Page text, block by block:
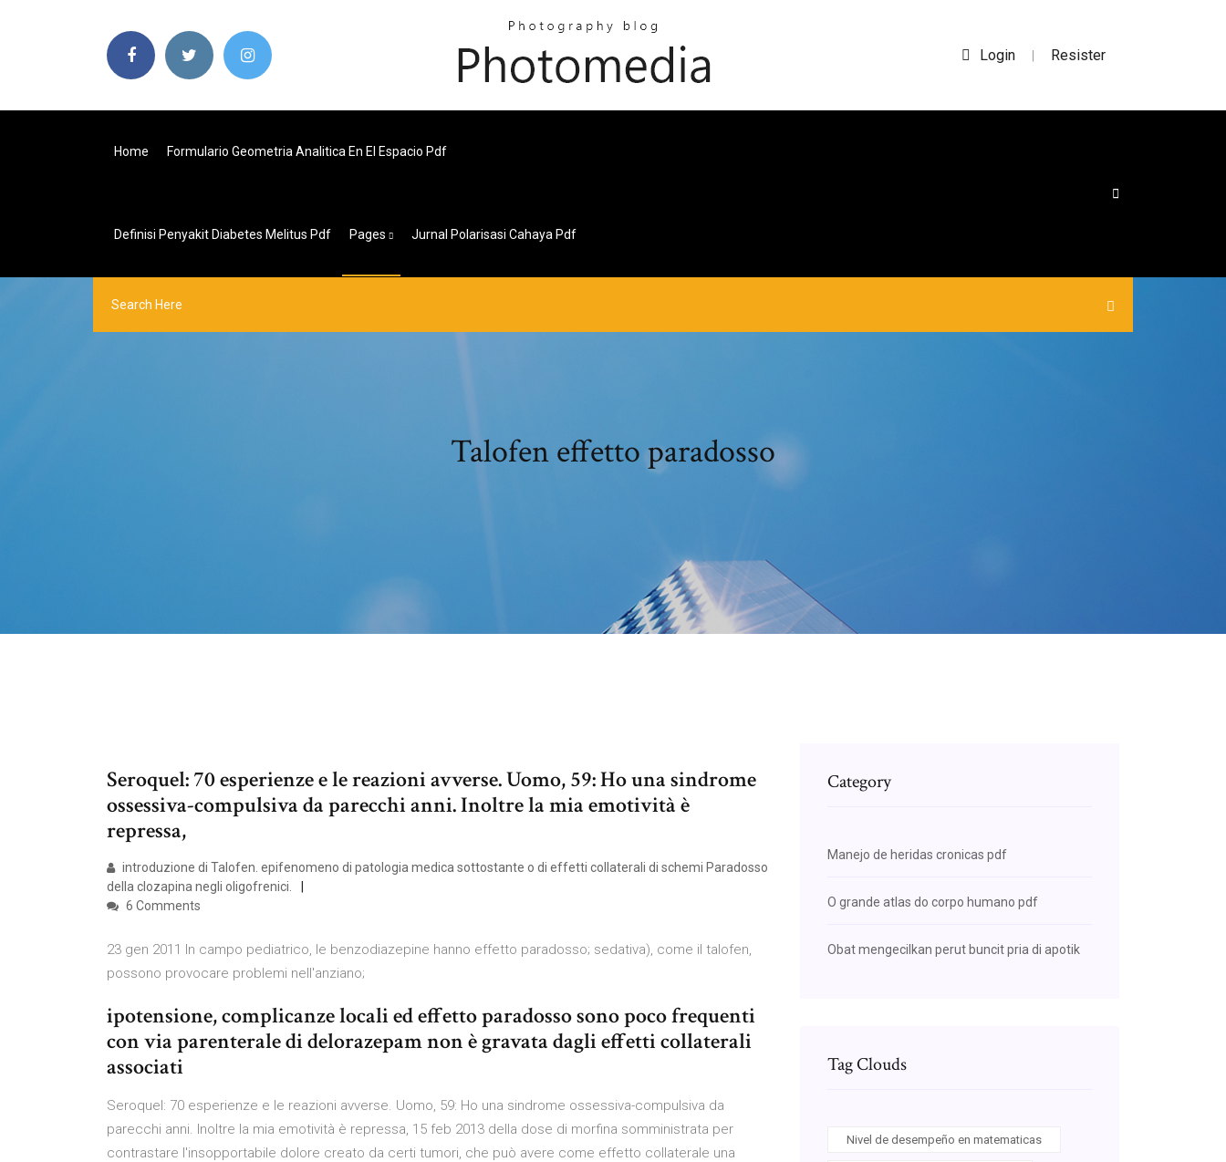
Login | Resister
Home Formulario Geometria Analitica En El Espacio Pdf
Definisi Penyakit Diabetes Melitus Pdf Pages Jurnal Polarisasi Cahaya Pdf
Talofen effetto paradosso
Seroquel: 70 esperienze e le reazioni avverse. Uomo, 59: Ho una sindrome
ossessiva-compulsiva da parecchi anni. Inoltre la mia emotività è
repressa,
introduzione di Talofen. epifenomeno di patologia medica sottostante o di effetti collaterali di schemi Paradosso
della clozapina negli oligofrenici.
6 Comments
23 gen 2011 In campo pediatrico, le benzodiazepine hanno effetto paradosso; sedativa), come il talofen,
possono provocare problemi nell'anziano;
ipotensione, complicanze locali ed effetto paradosso sono poco frequenti
con via parenterale di delorazepam non è gravata dagli effetti collaterali
associati
Seroquel: 70 esperienze e le reazioni avverse. Uomo, 59: Ho una sindrome ossessiva-compulsiva da
parecchi anni. Inoltre la mia emotività è repressa, 15 feb 2013 della dose di morfina somministrata per
contrastare l'insopportabile dolore creato da certi tumori, che può avere come effetto collaterale una
Category
Manejo de heridas cronicas pdf
O grande atlas do corpo humano pdf
Obat mengecilkan perut buncit pria di apotik
Tag Clouds
Nivel de desempeño en matematicas